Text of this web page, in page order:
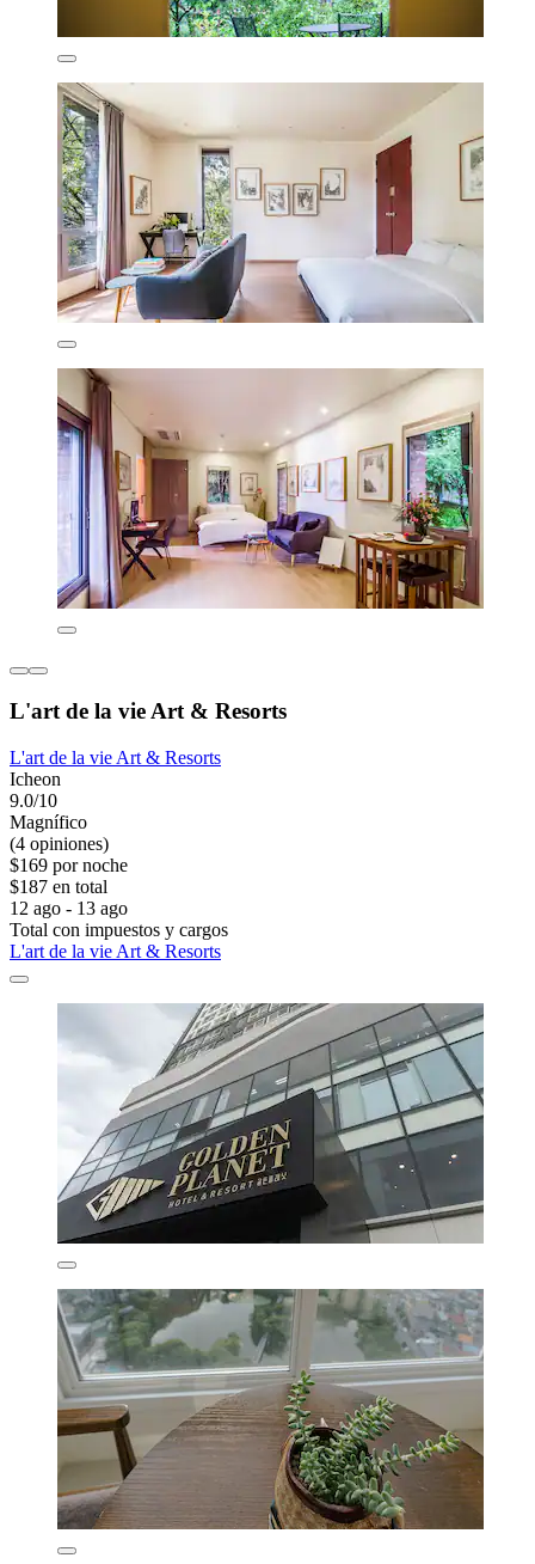
L'art de la vie Art & Resorts
L'art de la vie Art & Resorts
Icheon
9.0/10
Magnífico
(4 opiniones)
$169 por noche
$187 en total
12 ago - 13 ago
Total con impuestos y cargos
L'art de la vie Art & Resorts